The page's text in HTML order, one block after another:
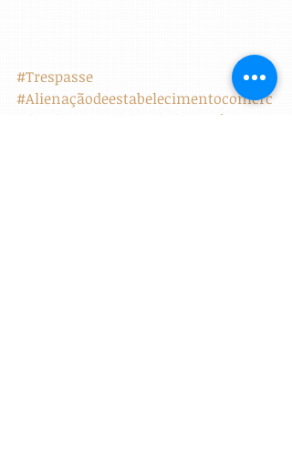
#Trespasse
#Alienaçãodeestabelecimentocomerc
ial
#Alienaçãodefundodecomércio